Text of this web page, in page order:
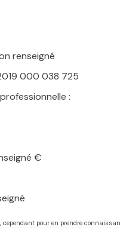
renseigné
000 038 725
:
€
pour en prendre